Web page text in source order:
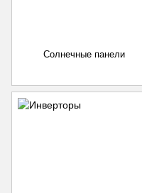
Солнечные панели